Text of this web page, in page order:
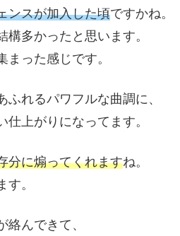
ンスが加入した頃ですかね。
構多かったと思います。
った感じです。
ふれるパワフルな曲調に、
上がりになってます。
分に煽ってくれますね。
。
絡んできて、